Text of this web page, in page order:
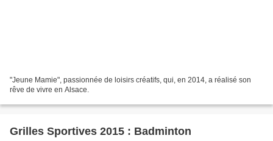
"Jeune Mamie", passionnée de loisirs créatifs, qui, en 2014, a réalisé son
rêve de vivre en Alsace.
Grilles Sportives 2015 : Badminton